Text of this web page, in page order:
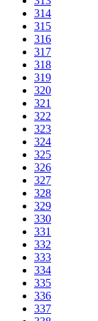
314
315
316
317
318
319
320
321
322
323
324
325
326
327
328
329
330
331
332
333
334
335
336
337